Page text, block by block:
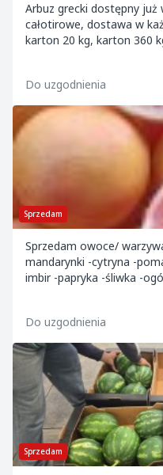
Arbuz grecki dostępny już
całotirowe, dostawa w
karton 20 kg, karton 360
Do uzgodnienia
Sprzedam
Sprzedam owoce/
mandarynki -cytryna -pomarańcza -arbuz -
Do uzgodnienia
Sprzedam